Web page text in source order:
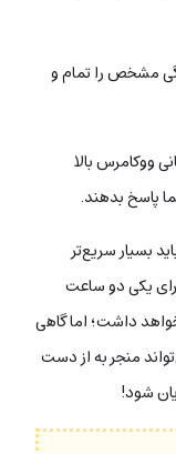
مشخص را تمام و
ووکامرس بالا
پاسخ بدهند.
بسیار سریع‌تر
یکی دو ساعت
داشت؛ اما گاهی
منجر به از دست
شود!